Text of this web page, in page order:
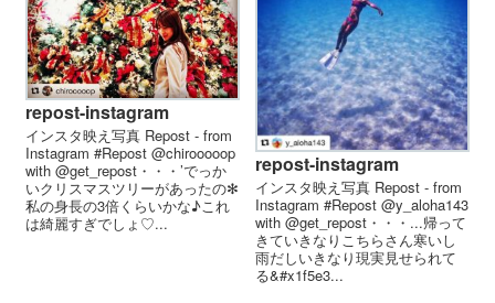
repost-instagram
インスタ映え写真 Repost - from
Instagram #Repost @chirooooop
with @get_repost・・・’でっか
いクリスマスツリーがあったの✻
私の身長の3倍くらいかな♪これ
は綺麗すぎでしょ♡...
repost-instagram
インスタ映え写真 Repost - from
Instagram #Repost @y_aloha143
with @get_repost・・・...帰って
きていきなりこちらさん寒いし
雨だしいきなり現実見せられて
る&#x1f5e3...